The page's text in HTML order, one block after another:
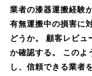
業者の漆器運搬経験
有無運搬中の損害に
どうか。 顧客レビュ
か確認する。 このよ
し、信頼できる業者